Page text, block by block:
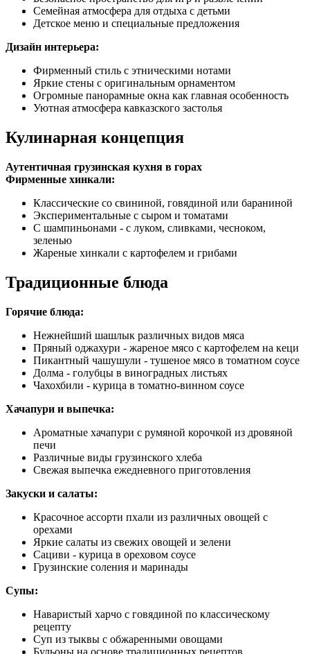
Семейная атмосфера для отдыха с детьми
Детское меню и специальные предложения
Дизайн интерьера:
Фирменный стиль с этническими нотами
Яркие стены с оригинальным орнаментом
Огромные панорамные окна как главная особенность
Уютная атмосфера кавказского застолья
Кулинарная концепция
Аутентичная грузинская кухня в горах
Фирменные хинкали:
Классические со свининой, говядиной или бараниной
Экспериментальные с сыром и томатами
С шампиньонами - с луком, сливками, чесноком,
зеленью
Жареные хинкали с картофелем и грибами
Традиционные блюда
Горячие блюда:
Нежнейший шашлык различных видов мяса
Пряный оджахури - жареное мясо с картофелем на кеци
Пикантный чашушули - тушеное мясо в томатном соусе
Долма - голубцы в виноградных листьях
Чахохбили - курица в томатно-винном соусе
Хачапури и выпечка:
Ароматные хачапури с румяной корочкой из дровяной
печи
Различные виды грузинского хлеба
Свежая выпечка ежедневного приготовления
Закуски и салаты:
Красочное ассорти пхали из различных овощей с
орехами
Яркие салаты из свежих овощей и зелени
Сациви - курица в ореховом соусе
Грузинские соления и маринады
Супы:
Наваристый харчо с говядиной по классическому
рецепту
Суп из тыквы с обжаренными овощами
Бульоны на основе традиционных рецептов